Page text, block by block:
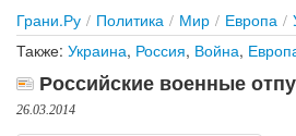
Грани.Ру / Политика / Мир / Европа /
Также: Украина, Россия, Война,
Российские военные
26.03.2014